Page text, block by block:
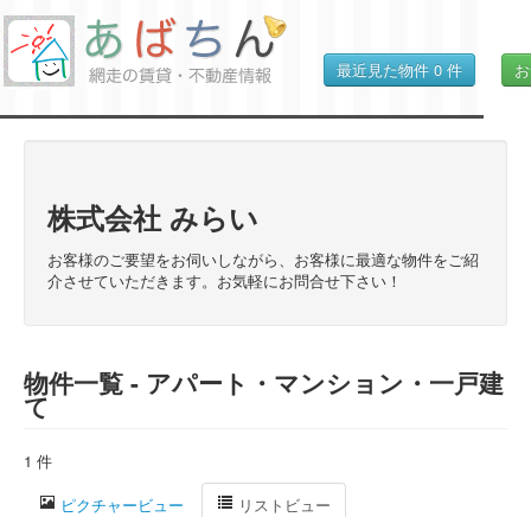
最近見た物件 0 件
株式会社 みらい
お客様のご要望をお伺いしながら、お客様に最適な物件をご紹
介させていただきます。お気軽にお問合せ下さい！
物件一覧 - アパート・マンション・一戸建
て
1 件
ピクチャービュー
リストビュー